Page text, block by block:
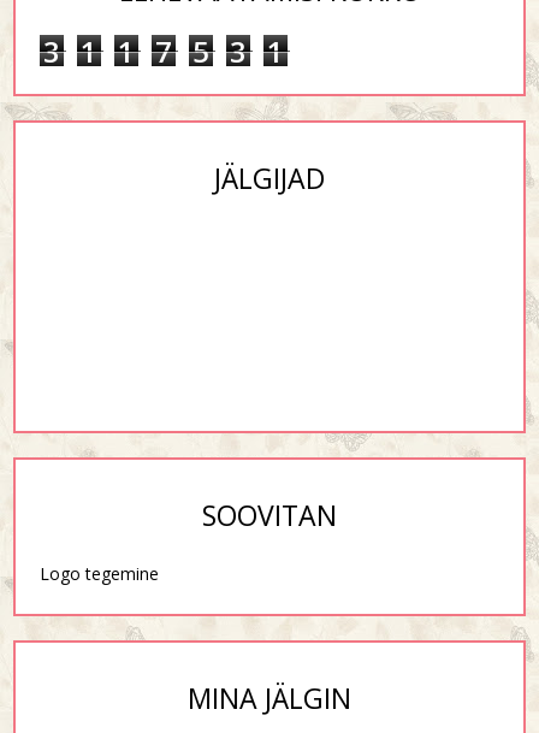
3 1 1 7 5 3 1
JÄLGIJAD
SOOVITAN
Logo tegemine
MINA JÄLGIN